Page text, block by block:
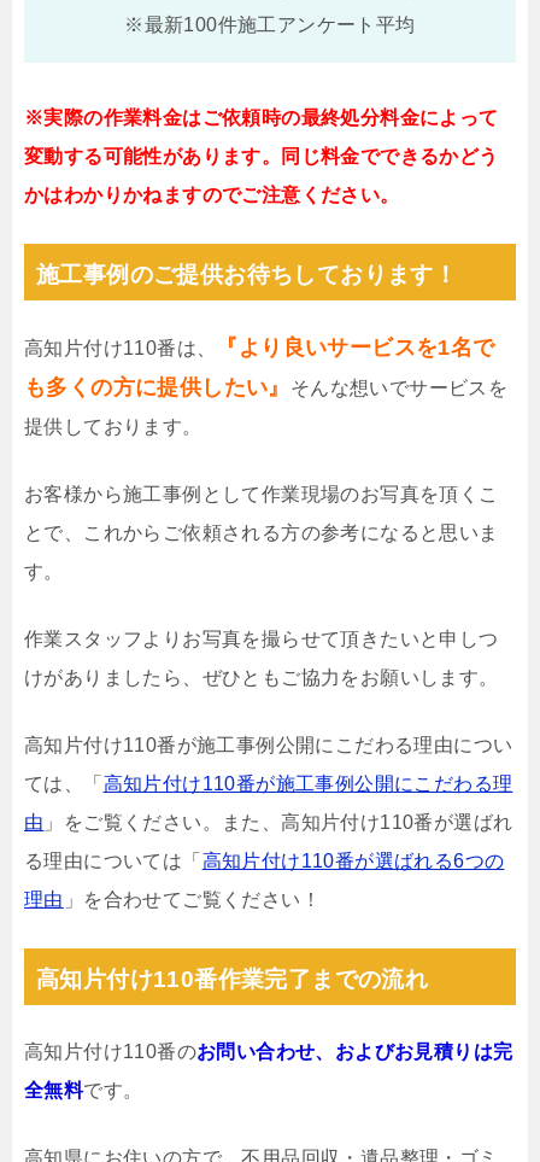
※最新100件施工アンケート平均
※実際の作業料金はご依頼時の最終処分料金によって
変動する可能性があります。同じ料金でできるかどう
かはわかりかねますのでご注意ください。
施工事例のご提供お待ちしております！
高知片付け110番は、
『より良いサービスを1名で
も多くの方に提供したい』
そんな想いでサービスを
提供しております。
お客様から施工事例として作業現場のお写真を頂くこ
とで、これからご依頼される方の参考になると思いま
す。
作業スタッフよりお写真を撮らせて頂きたいと申しつ
けがありましたら、ぜひともご協力をお願いします。
高知片付け110番が施工事例公開にこだわる理由につい
ては、「 高知片付け110番が施工事例公開にこだわる理
由 」をご覧ください。また、高知片付け110番が選ばれ
る理由については「 高知片付け110番が選ばれる6つの
理由 」を合わせてご覧ください！
高知片付け110番作業完了までの流れ
高知片付け110番のお問い合わせ、およびお見積りは完
全無料です。